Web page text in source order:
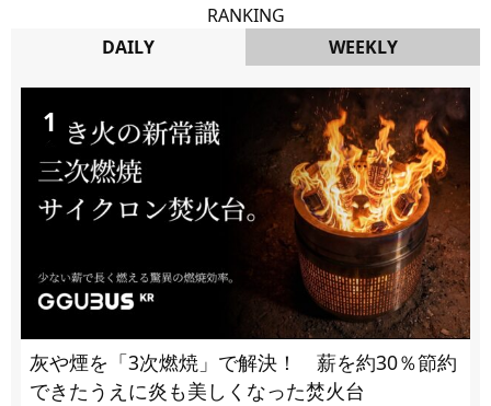
RANKING
DAILY
WEEKLY
灰や煙を「3次燃焼」で解決！ 薪を約30％節約
できたうえに炎も美しくなった焚火台